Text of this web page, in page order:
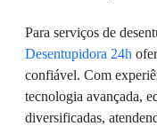
Para serviços de
Desentupidora 24h
confiável. Com
tecnologia avançada,
diversificadas,